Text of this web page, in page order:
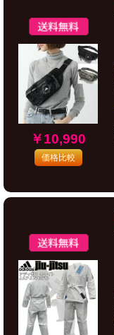
￥10,990
価格比較